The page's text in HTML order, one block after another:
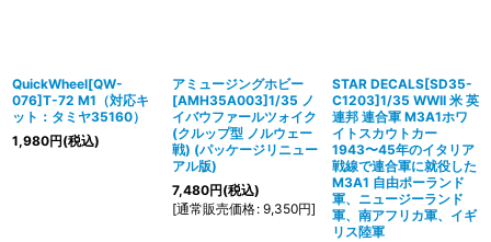
QuickWheel[QW-
076]T-72 M1（対応キ
ット：タミヤ35160）
1,980円(税込)
アミュージングホビー
[AMH35A003]1/35 ノ
イバウファールツォイク
(クルップ型 ノルウェー
戦) (パッケージリニュー
アル版)
7,480円(税込)
[通常販売価格: 9,350円]
STAR DECALS[SD35-
C1203]1/35 WWII 米 英
連邦 連合軍 M3A1ホワ
イトスカウトカー
1943〜45年のイタリア
戦線で連合軍に就役した
M3A1 自由ポーランド
軍、ニュージーランド
軍、南アフリカ軍、イギ
リス陸軍